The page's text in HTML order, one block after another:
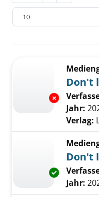
Zu den Suchfiltern
Exemplar-
Don't
Jahr:
Verlag:
Exemplar-
Don't
Jahr: